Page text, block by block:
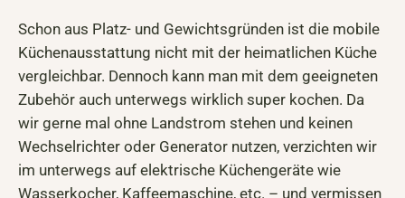
Schon aus Platz- und Gewichtsgründen ist die mobile
Küchenausstattung nicht mit der heimatlichen Küche
vergleichbar. Dennoch kann man mit dem geeigneten
Zubehör auch unterwegs wirklich super kochen. Da
wir gerne mal ohne Landstrom stehen und keinen
Wechselrichter oder Generator nutzen, verzichten wir
im unterwegs auf elektrische Küchengeräte wie
Wasserkocher, Kaffeemaschine, etc. – und vermissen